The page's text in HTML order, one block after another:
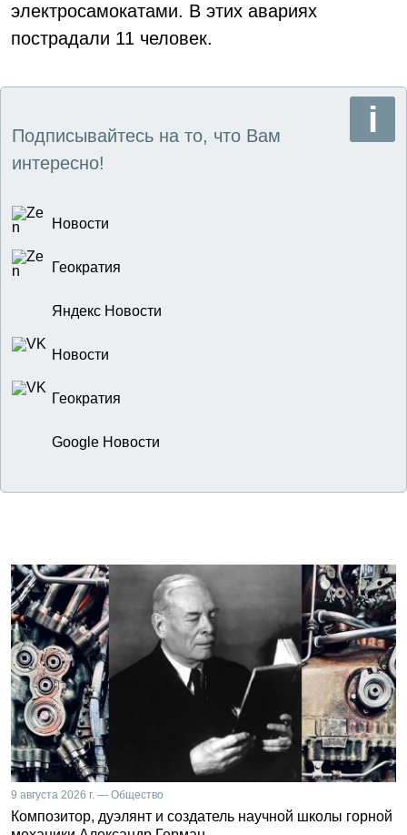
электросамокатами. В этих авариях
пострадали 11 человек.
Подписывайтесь на то, что Вам
интересно!
Новости
Геократия
Яндекс Новости
Новости
Геократия
Google Новости
9 августа 2026 г. — Общество
Композитор, дуэлянт и создатель научной школы горной